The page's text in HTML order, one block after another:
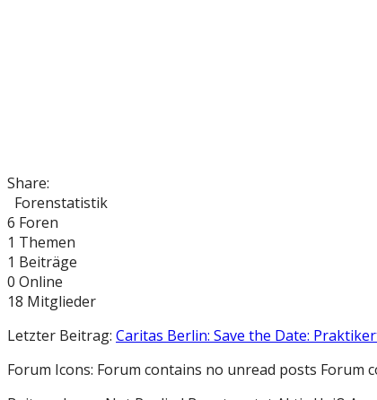
Share:
Forenstatistik
6 Foren
1 Themen
1 Beiträge
0 Online
18 Mitglieder
Letzter Beitrag: Caritas Berlin: Save the Date:
Forum Icons: Forum contains no unread posts Forum